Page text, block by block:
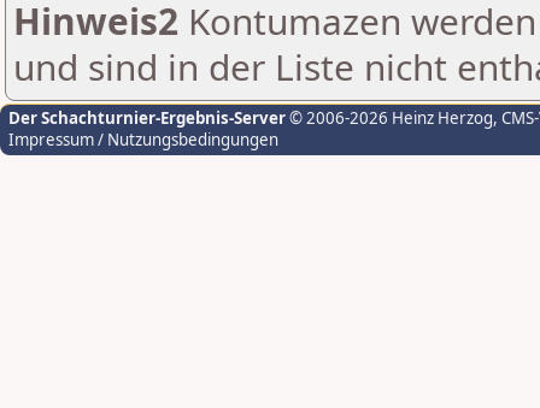
Hinweis2 Kontumazen
und sind in der Liste nicht
Der Schachturnier-Ergebnis-Server© 2006-2026 Heinz Herzog,
Impressum / Nutzungsbedingungen